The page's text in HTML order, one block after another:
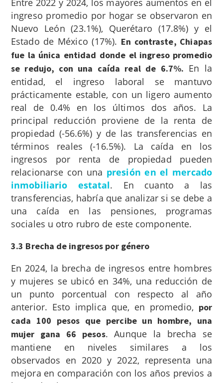
Entre 2022 y 2024, los mayores aumentos en el
ingreso promedio por hogar se observaron en
Nuevo León (23.1%), Querétaro (17.8%) y el
Estado de México (17%). En contraste, Chiapas
fue la única entidad donde el ingreso promedio
se redujo, con una caída real de 6.7%. En la
entidad, el ingreso laboral se mantuvo
prácticamente estable, con un ligero aumento
real de 0.4% en los últimos dos años. La
principal reducción proviene de la renta de
propiedad (-56.6%) y de las transferencias en
términos reales (-16.5%). La caída en los
ingresos por renta de propiedad pueden
relacionarse con una presión en el mercado
inmobiliario estatal. En cuanto a las
transferencias, habría que analizar si se debe a
una caída en las pensiones, programas
sociales u otro rubro de este componente.
3.3 Brecha de ingresos por género
En 2024, la brecha de ingresos entre hombres
y mujeres se ubicó en 34%, una reducción de
un punto porcentual con respecto al año
anterior. Esto implica que, en promedio, por
cada 100 pesos que percibe un hombre, una
mujer gana 66 pesos. Aunque la brecha se
mantiene en niveles similares a los
observados en 2020 y 2022, representa una
mejora en comparación con los años previos a